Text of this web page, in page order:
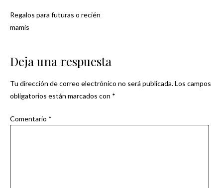
Navegación
Regalos para futuras o recién
mamis
Deja una respuesta
Tu dirección de correo electrónico no será publicada.Los campos
obligatorios están marcados con *
Comentario *